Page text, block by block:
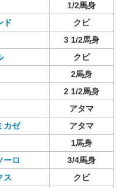
ト
1/2馬身
ド
クビ
3 1/2馬身
ル
クビ
2馬身
2 1/2馬身
ス
アタマ
カゼ
アタマ
1馬身
ーロ
3/4馬身
ス
クビ